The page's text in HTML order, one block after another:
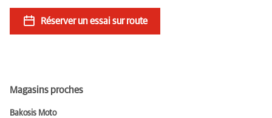
Réserver un essai sur route
Magasins proches
Bakosis Moto